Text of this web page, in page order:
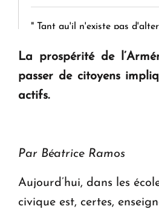
" Tant qu'il n'existe pas
KASA : 30 ans d'audace, de
en Arménie
ouvrira ses portes à Dilijan
La prospérité de
passer de citoyens
actifs.
Par Béatrice Ramos
Aujourd’hui, dans les
civique est, certes,